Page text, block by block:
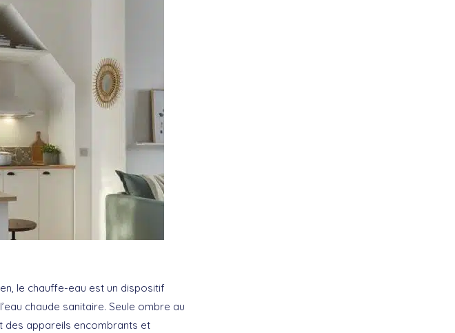
le chauffe-eau est un dispositif
chaude sanitaire. Seule ombre au
des appareils encombrants et